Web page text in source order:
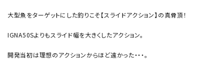
大型魚をターゲットにした釣りこそ【スライドアクション】の真骨頂！
IGNA50Sよりもスライド幅を大きくしたアクション。
開発当初は理想のアクションからほど遠かった・・・。